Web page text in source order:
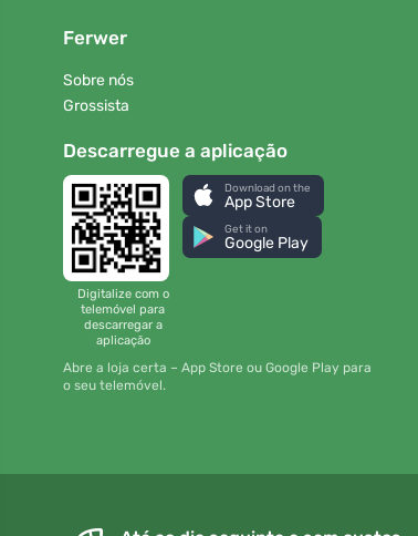
Ferwer
Sobre nós
Grossista
Descarregue a aplicação
Digitalize com o
telemóvel para
descarregar a
aplicação
Download on the
App Store
Get it on
Google Play
Abre a loja certa – App Store ou Google Play para
o seu telemóvel.